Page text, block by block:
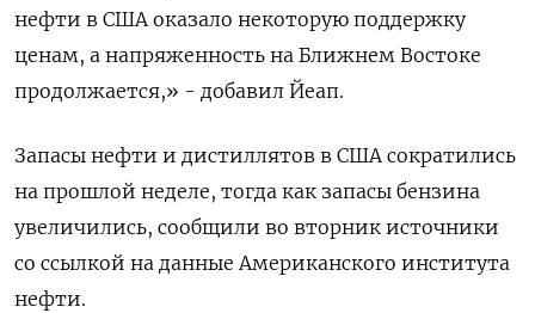
нефти в США оказало некоторую поддержку
ценам, а напряженность на Ближнем Востоке
продолжается,» - добавил Йеап.
Запасы нефти и дистиллятов в США сократились
на прошлой неделе, тогда как запасы бензина
увеличились, сообщили во вторник источники
со ссылкой на данные Американского института
нефти.